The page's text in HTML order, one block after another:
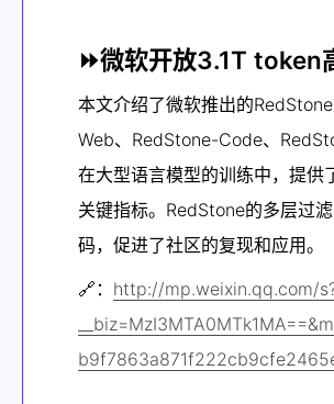
⏩微软开放3.1T token
本文介绍了微软推出的
Web、RedStone-Code、
在大型语言模型的训练中，提供
关键指标。RedStone的多层过
码，促进了社区的复现和应用。
🔗： http://mp.weixin.qq.com/